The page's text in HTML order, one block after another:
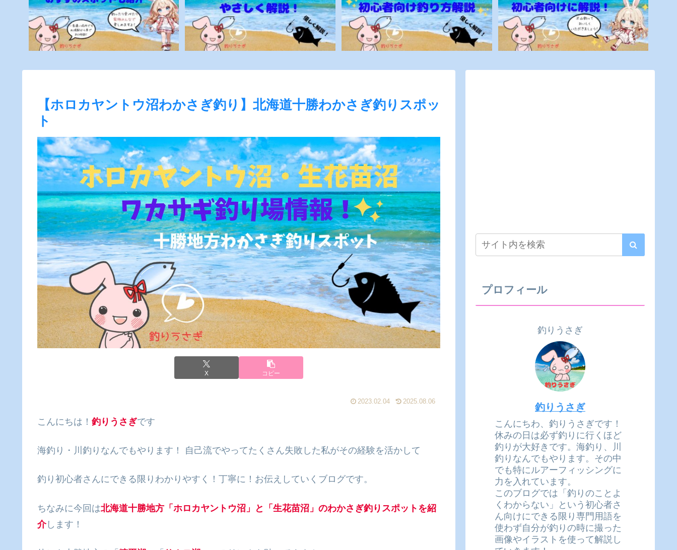
【ホロカヤントウ沼わかさぎ釣り】北海道十勝わかさぎ釣りスポッ
ト
X コピー
2023.02.04 2025.08.06
こんにちは！ 釣りうさぎです
海釣り・川釣りなんでもやります！ 自己流でやってたくさん失敗した私がその経験を活かして
釣り初心者さんにできる限りわかりやすく！丁寧に！お伝えしていくブログです。
ちなみに今回は北海道十勝地方「ホロカヤントウ沼」と「生花苗沼」のわかさぎ釣りスポットを紹
介します！
プロフィール
釣りうさぎ
釣りうさぎ
こんにちわ、釣りうさぎです！
休みの日は必ず釣りに行くほど
釣りが大好きです。海釣り、川
釣りなんでもやります。その中
でも特にルアーフィッシングに
力を入れています。
このブログでは「釣りのことよ
くわからない」という初心者さ
ん向けにできる限り専門用語を
使わず自分が釣りの時に撮った
画像やイラストを使って解説し